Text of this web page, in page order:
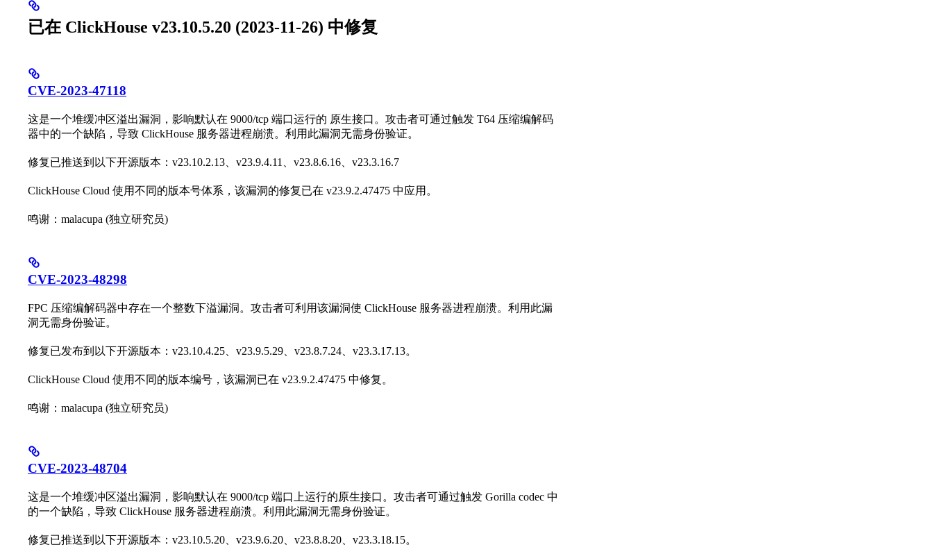
已在 ClickHouse v23.10.5.20 (2023-11-26) 中修复
CVE-2023-47118
这是一个堆缓冲区溢出漏洞，影响默认在 9000/tcp 端口运行的 原生接口。攻击者可通过触发 T64 压缩编解码
器中的一个缺陷，导致 ClickHouse 服务器进程崩溃。利用此漏洞无需身份验证。
修复已推送到以下开源版本：v23.10.2.13、v23.9.4.11、v23.8.6.16、v23.3.16.7
ClickHouse Cloud 使用不同的版本号体系，该漏洞的修复已在 v23.9.2.47475 中应用。
鸣谢：malacupa (独立研究员)
CVE-2023-48298
FPC 压缩编解码器中存在一个整数下溢漏洞。攻击者可利用该漏洞使 ClickHouse 服务器进程崩溃。利用此漏
洞无需身份验证。
修复已发布到以下开源版本：v23.10.4.25、v23.9.5.29、v23.8.7.24、v23.3.17.13。
ClickHouse Cloud 使用不同的版本编号，该漏洞已在 v23.9.2.47475 中修复。
鸣谢：malacupa (独立研究员)
CVE-2023-48704
这是一个堆缓冲区溢出漏洞，影响默认在 9000/tcp 端口上运行的原生接口。攻击者可通过触发 Gorilla codec 中
的一个缺陷，导致 ClickHouse 服务器进程崩溃。利用此漏洞无需身份验证。
修复已推送到以下开源版本：v23.10.5.20、v23.9.6.20、v23.8.8.20、v23.3.18.15。